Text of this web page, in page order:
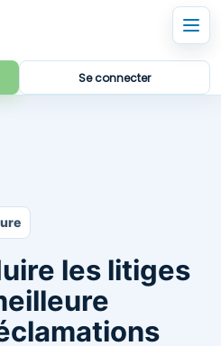
Se connecter
les litiges